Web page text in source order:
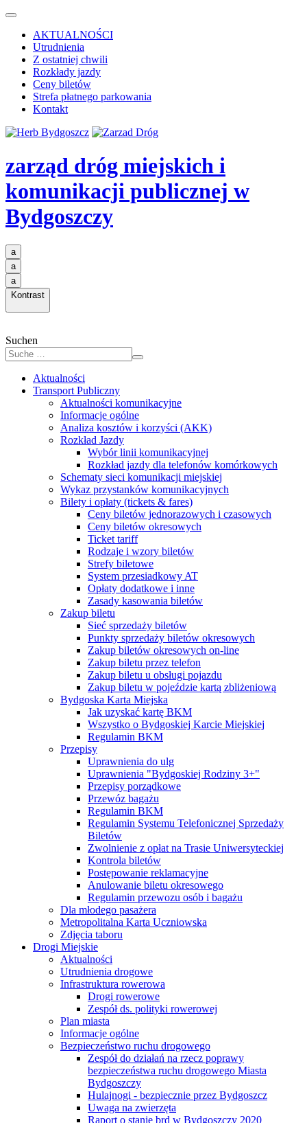
AKTUALNOŚCI
Utrudnienia
Z ostatniej chwili
Rozkłady jazdy
Ceny biletów
Strefa płatnego parkowania
Kontakt
zarząd dróg miejskich i
komunikacji publicznej w
Bydgoszczy
a
a
a
Kontrast
Suchen
Aktualności
Transport Publiczny
Aktualności komunikacyjne
Informacje ogólne
Analiza kosztów i korzyści (AKK)
Rozkład Jazdy
Wybór linii komunikacyjnej
Rozkład jazdy dla telefonów komórkowych
Schematy sieci komunikacji miejskiej
Wykaz przystanków komunikacyjnych
Bilety i opłaty (tickets & fares)
Ceny biletów jednorazowych i czasowych
Ceny biletów okresowych
Ticket tariff
Rodzaje i wzory biletów
Strefy biletowe
System przesiadkowy AT
Opłaty dodatkowe i inne
Zasady kasowania biletów
Zakup biletu
Sieć sprzedaży biletów
Punkty sprzedaży biletów okresowych
Zakup biletów okresowych on-line
Zakup biletu przez telefon
Zakup biletu u obsługi pojazdu
Zakup biletu w pojeździe kartą zbliżeniową
Bydgoska Karta Miejska
Jak uzyskać kartę BKM
Wszystko o Bydgoskiej Karcie Miejskiej
Regulamin BKM
Przepisy
Uprawnienia do ulg
Uprawnienia "Bydgoskiej Rodziny 3+"
Przepisy porządkowe
Przewóz bagażu
Regulamin BKM
Regulamin Systemu Telefonicznej Sprzedaży
Biletów
Zwolnienie z opłat na Trasie Uniwersyteckiej
Kontrola biletów
Postępowanie reklamacyjne
Anulowanie biletu okresowego
Regulamin przewozu osób i bagażu
Dla młodego pasażera
Metropolitalna Karta Uczniowska
Zdjęcia taboru
Drogi Miejskie
Aktualności
Utrudnienia drogowe
Infrastruktura rowerowa
Drogi rowerowe
Zespół ds. polityki rowerowej
Plan miasta
Informacje ogólne
Bezpieczeństwo ruchu drogowego
Zespół do działań na rzecz poprawy
bezpieczeństwa ruchu drogowego Miasta
Bydgoszczy
Hulajnogi - bezpiecznie przez Bydgoszcz
Uwaga na zwierzęta
Raport o stanie brd w Bydgoszczy 2020